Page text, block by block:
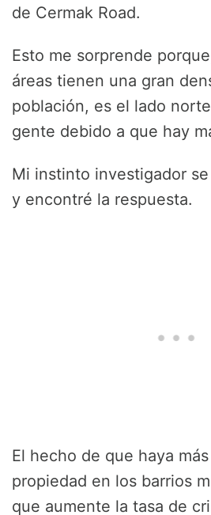
de Cermak Road.
Esto me sorprende
áreas tienen una gran
población, es el lado
gente debido a que hay
Mi instinto investigador
y encontré la respuesta.
El hecho de que haya
propiedad en los barrios
que aumente la tasa de